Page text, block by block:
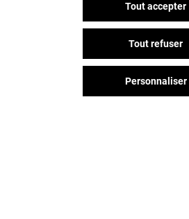
Tout accepter
Tout refuser
Personnaliser